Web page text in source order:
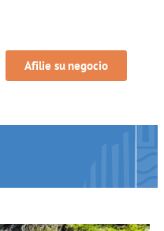
Afilie su negocio